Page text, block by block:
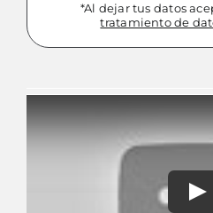
*Al dejar tus datos
tratamiento de